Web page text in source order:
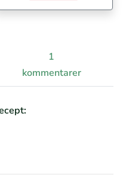
1
kommentarer